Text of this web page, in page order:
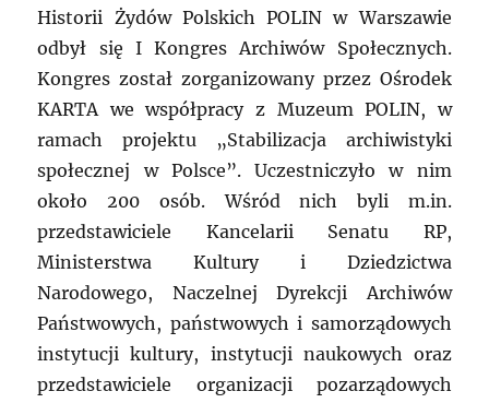
Historii Żydów Polskich POLIN w Warszawie
odbył się I Kongres Archiwów Społecznych.
Kongres został zorganizowany przez Ośrodek
KARTA we współpracy z Muzeum POLIN, w
ramach projektu „Stabilizacja archiwistyki
społecznej w Polsce”. Uczestniczyło w nim
około 200 osób. Wśród nich byli m.in.
przedstawiciele Kancelarii Senatu RP,
Ministerstwa Kultury i Dziedzictwa
Narodowego, Naczelnej Dyrekcji Archiwów
Państwowych, państwowych i samorządowych
instytucji kultury, instytucji naukowych oraz
przedstawiciele organizacji pozarządowych